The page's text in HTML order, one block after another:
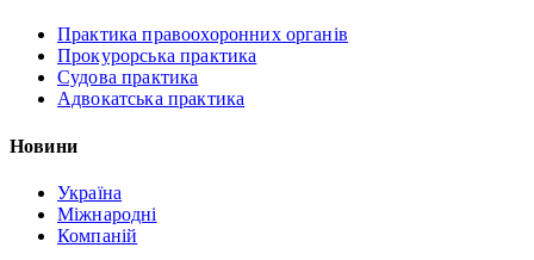
Практика правоохоронних органів
Прокурорська практика
Судова практика
Адвокатська практика
Новини
Україна
Міжнародні
Компаній